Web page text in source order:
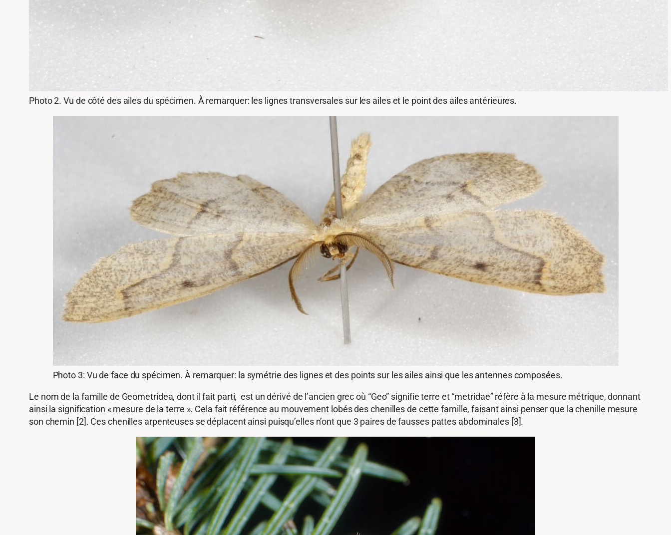
Photo 2. Vu de côté des ailes du spécimen. À remarquer: les lignes transversales sur les ailes et le point des ailes antérieures.
Photo 3: Vu de face du spécimen. À remarquer: la symétrie des lignes et des points sur les ailes ainsi que les antennes composées.
Le nom de la famille de Geometridea, dont il fait parti, est un dérivé de l’ancien grec où “Geo” signifie terre et “metridae” réfère à la mesure métrique, donnant
ainsi la signification « mesure de la terre ». Cela fait référence au mouvement lobés des chenilles de cette famille, faisant ainsi penser que la chenille mesure
son chemin [2]. Ces chenilles arpenteuses se déplacent ainsi puisqu’elles n’ont que 3 paires de fausses pattes abdominales [3].